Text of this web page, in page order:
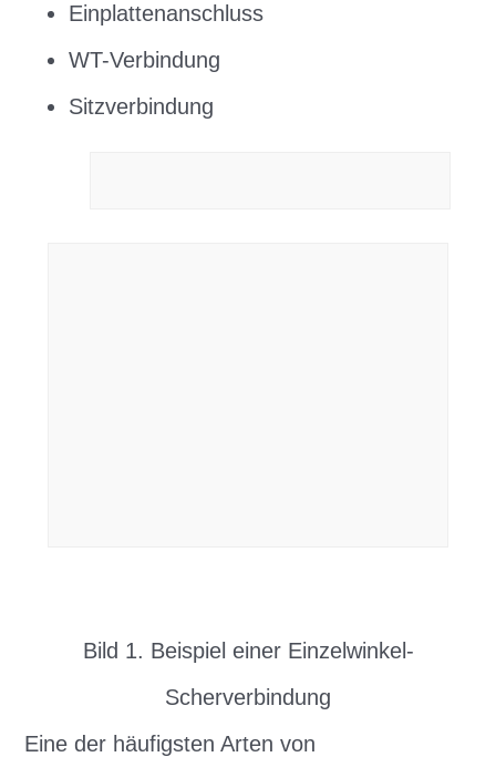
Einplattenanschluss
WT-Verbindung
Sitzverbindung
Bild 1. Beispiel einer Einzelwinkel-
Scherverbindung
Eine der häufigsten Arten von